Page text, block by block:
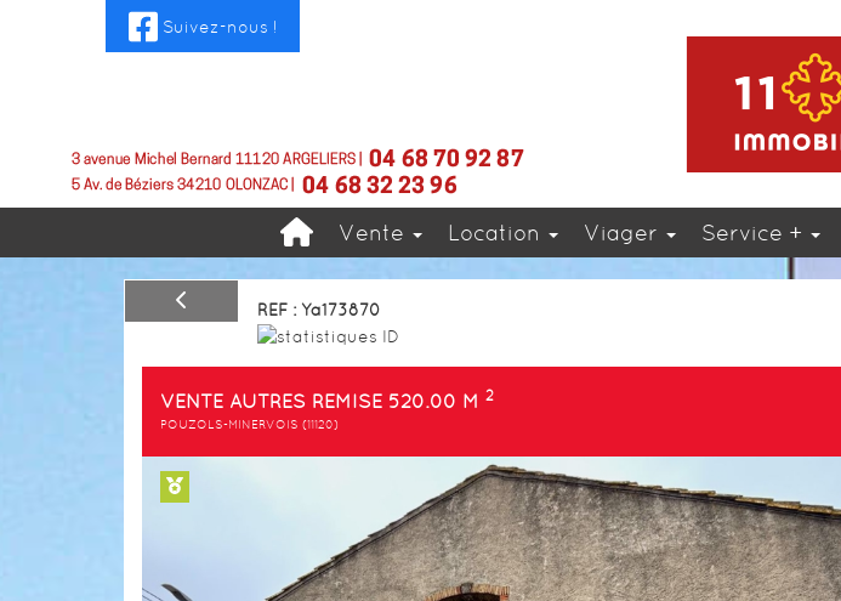
Suivez-nous !
Vente Location Viager Service +
REF : Ya173870
VENTE AUTRES REMISE 520.00 M 2
POUZOLS-MINERVOIS (11120)